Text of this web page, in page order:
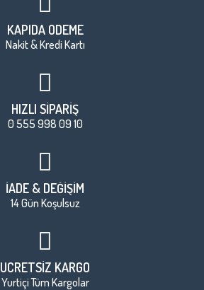
KAPIDA ÖDEME
Nakit & Kredi Kartı
HIZLI SİPARİŞ
0 555 998 09 10
İADE & DEĞİŞİM
14 Gün Koşulsuz
ÜCRETSİZ KARGO
Yurtiçi Tüm Kargolar